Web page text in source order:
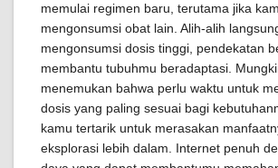
memulai regimen baru, terutama jika
mengonsumsi obat lain. Alih-alih
mengonsumsi dosis tinggi, pendekatan
membantu tubuhmu beradaptasi.
menemukan bahwa perlu waktu untuk
dosis yang paling sesuai bagi
kamu tertarik untuk merasakan
eksplorasi lebih dalam. Internet penuh